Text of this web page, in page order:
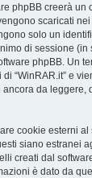
phpBB creerà
scaricati nei
solo un
di sessione (in
phpBB. Un
“WinRAR.it” e
da leggere,
cookie esterni
siano estranei
creati dal
è dato da